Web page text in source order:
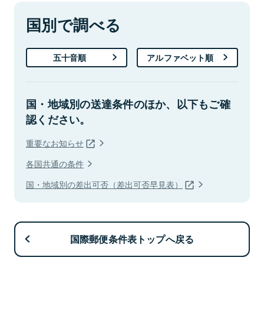
国別で調べる
五十音順 アルファベット順
国・地域別の送達条件のほか、以下もご確
認ください。
重要なお知らせ
各国共通の条件
国・地域別の差出可否（差出可否早見表）
国際郵便条件表トップへ戻る